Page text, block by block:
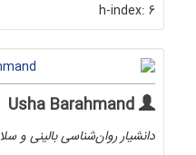
h-index: 6
دانشیار روان‌‎‌شناسی بالینی و سلامت